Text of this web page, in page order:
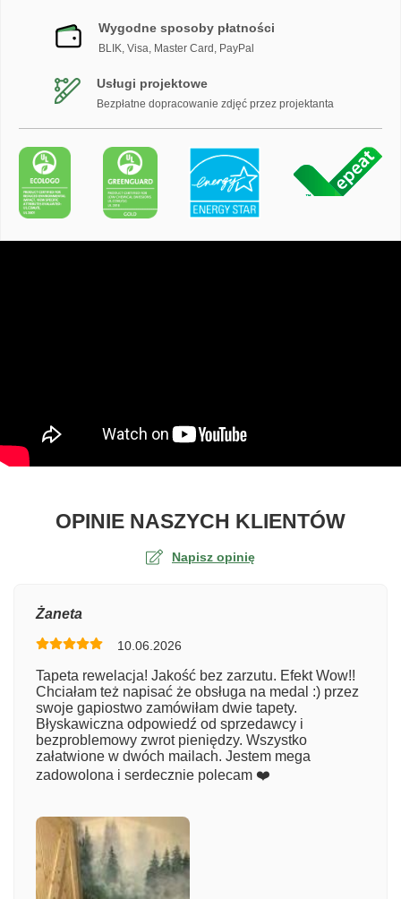
Wygodne sposoby płatności
BLIK, Visa, Master Card, PayPal
Usługi projektowe
Bezpłatne dopracowanie zdjęć przez projektanta
OPINIE NASZYCH KLIENTÓWO
Napisz opinię
Numer zamówienia
Imię
Żaneta
10.06.2026
Tapeta rewelacja! Jakość bez zarzutu. Efekt Wow!!
Chciałam też napisać że obsługa na medal :) przez
swoje gapiostwo zamówiłam dwie tapety.
Błyskawiczna odpowiedź od sprzedawcy i
bezproblemowy zwrot pieniędzy. Wszystko
załatwione w dwóch mailach. Jestem mega
zadowolona i serdecznie polecam ❤️